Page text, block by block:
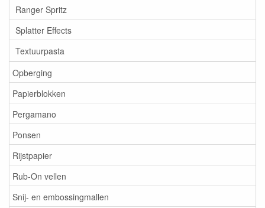
Ranger Spritz
Splatter Effects
Textuurpasta
Opberging
Papierblokken
Pergamano
Ponsen
Rijstpapier
Rub-On vellen
Snij- en embossingmallen